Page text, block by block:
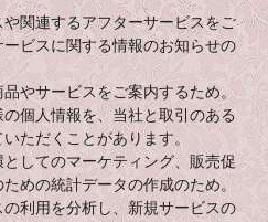
関連するアフターサービスをご
ビスに関する情報のお知らせの
やサービスをご案内するため。
個人情報を、当社と取引のある
ただくことがあります。
してのマーケティング、販売促
めの統計データの作成のため。
利用を分析し、新規サービスの